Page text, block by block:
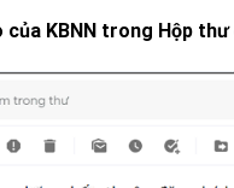
KBNN trong Hộp thư